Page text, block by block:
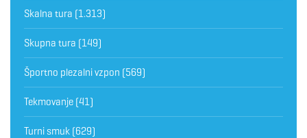
Skalna tura (1.313)
Skupna tura (149)
Športno plezalni vzpon (569)
Tekmovanje (41)
Turni smuk (629)